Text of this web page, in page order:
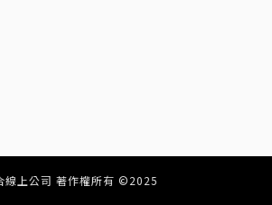
線上公司 著作權所有 ©2025